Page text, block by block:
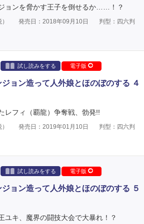
ョンを脅かす王子を倒せるか……！？
発売日：2018年09月10日 判型：四六判
試し読みをする 電子版
ョン造って人外娘とほのぼのする ４
レフィ（覇龍）争奪戦、勃発!!
発売日：2019年01月10日 判型：四六判
試し読みをする 電子版
ョン造って人外娘とほのぼのする ５
キ、魔界の闘技大会で大暴れ！？